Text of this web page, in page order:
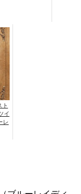
ト
イ
レ